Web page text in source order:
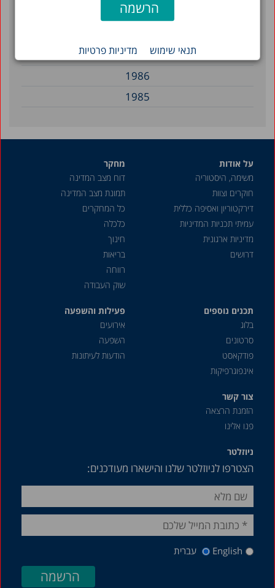
תנאי שימוש מדיניות פרטיות
1989
1987
1986
1985
על אודות
משימה, היסטוריה
חוקרים וצוות
דירקטוריון ואסיפה כללית
עמיתי תכניות המדיניות
מדיניות ארגונית
דרושים
מחקר
דוח מצב המדינה
תמונת מצב המדינה
כל המחקרים
כלכלה
חינוך
בריאות
רווחה
שוק העבודה
תכנים נוספים
בלוג
סרטונים
פודקאסט
אינפוגרפיקות
פעילות והשפעה
אירועים
השפעה
הודעות לעיתונות
צור קשר
הזמנת הרצאה
פנו אלינו
ניוזלטר
הצטרפו לניוזלטר שלנו והישארו מעודכנים:
English עברית